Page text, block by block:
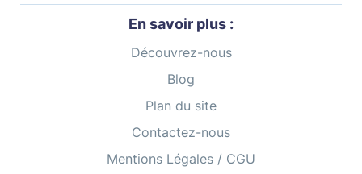
En savoir plus :
Découvrez-nous
Blog
Plan du site
Contactez-nous
Mentions Légales / CGU